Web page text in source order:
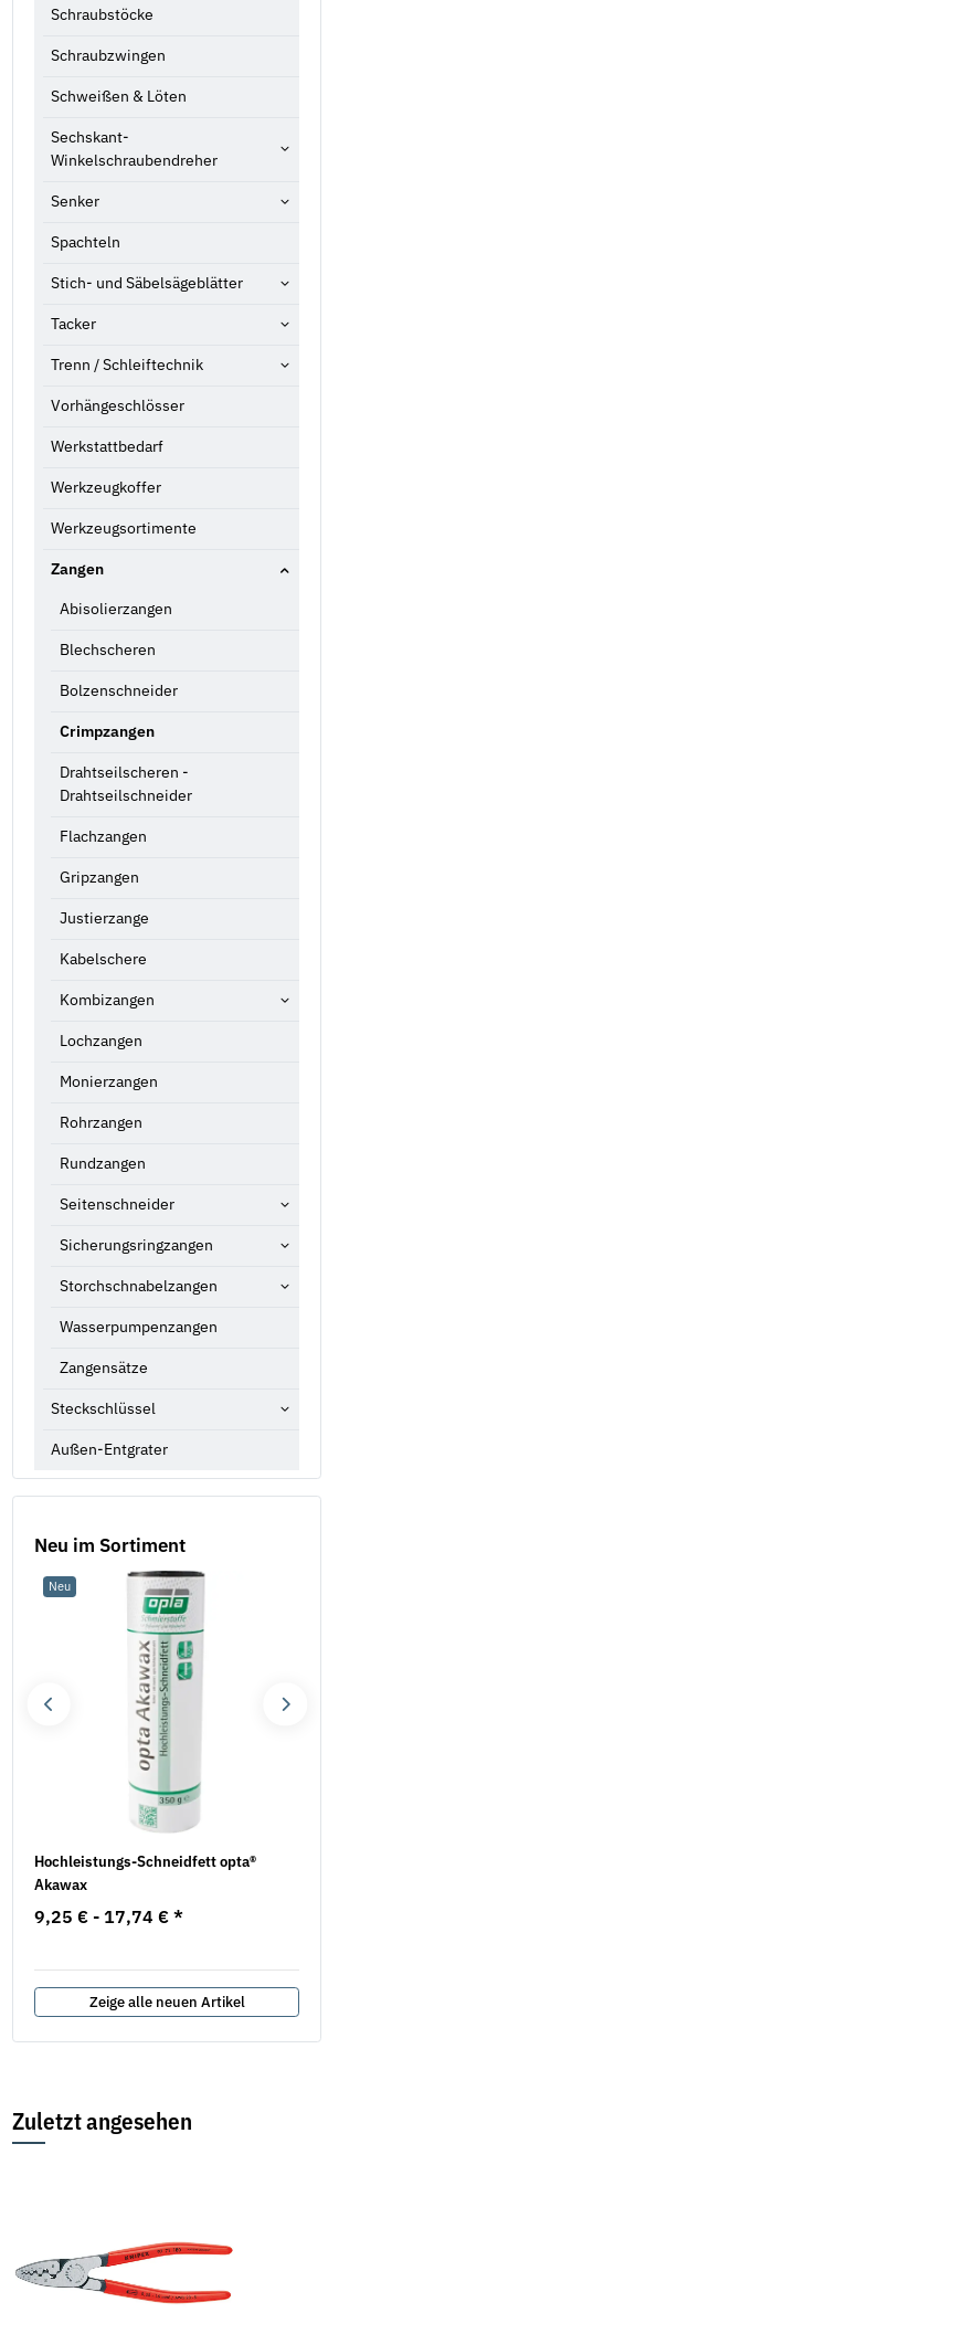
Schraubstöcke
Schraubzwingen
Schweißen & Löten
Sechskant-
Winkelschraubendreher
Senker
Spachteln
Stich- und Säbelsägeblätter
Tacker
Trenn / Schleiftechnik
Vorhängeschlösser
Werkstattbedarf
Werkzeugkoffer
Werkzeugsortimente
Zangen
Abisolierzangen
Blechscheren
Bolzenschneider
Crimpzangen
Drahtseilscheren -
Drahtseilschneider
Flachzangen
Gripzangen
Justierzange
Kabelschere
Kombizangen
Lochzangen
Monierzangen
Rohrzangen
Rundzangen
Seitenschneider
Sicherungsringzangen
Storchschnabelzangen
Wasserpumpenzangen
Zangensätze
Steckschlüssel
Außen-Entgrater
Neu im Sortiment
Neu
Hochleistungs-Schneidfett opta®
Akawax
9,25 € - 17,74 € *
Zeige alle neuen Artikel
Zuletzt angesehen